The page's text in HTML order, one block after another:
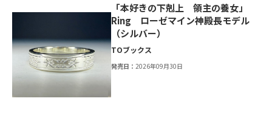
「本好きの下剋上 領主の養女」
Ring ローゼマイン神殿長モデル
（シルバー）
TOブックス
発売日：2026年09月30日